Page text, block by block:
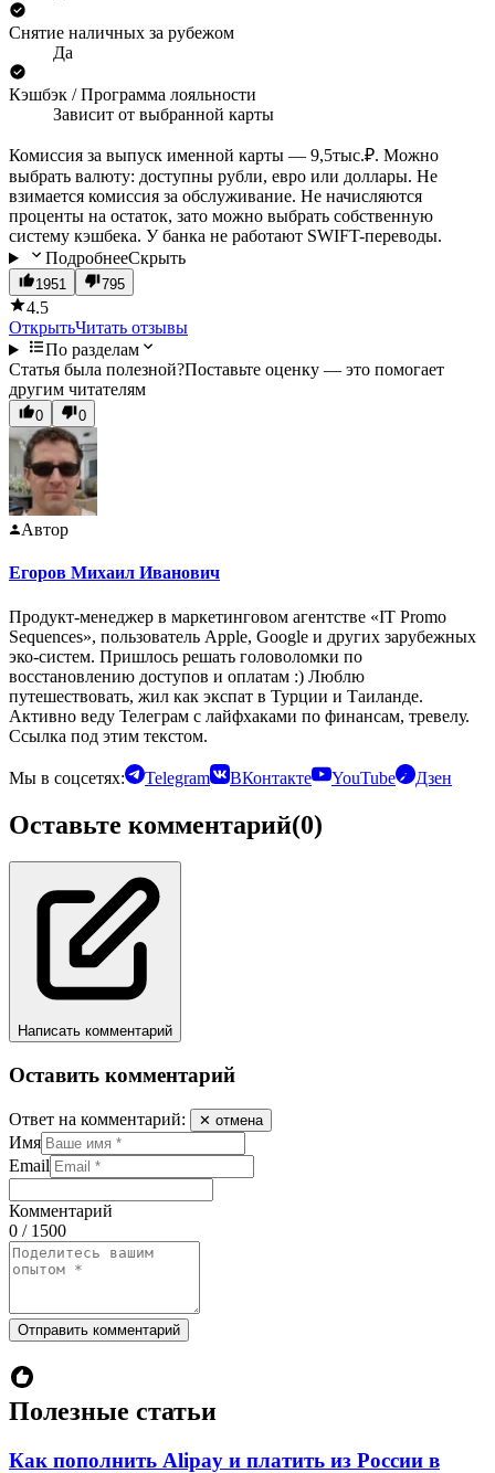
Снятие наличных за рубежом
Да
Кэшбэк / Программа лояльности
Зависит от выбранной карты
Комиссия за выпуск именной карты — 9,5тыс.₽. Можно
выбрать валюту: доступны рубли, евро или доллары. Не
взимается комиссия за обслуживание. Не начисляются
проценты на остаток, зато можно выбрать собственную
систему кэшбека. У банка не работают SWIFT-переводы.
ПодробнееСкрыть
1951 795
4.5
ОткрытьЧитать отзывы
По разделам
Статья была полезной?Поставьте оценку — это помогает
другим читателям
0 0
Автор
Егоров Михаил Иванович
Продукт-менеджер в маркетинговом агентстве «IT Promo
Sequences», пользователь Apple, Google и других зарубежных
эко-систем. Пришлось решать головоломки по
восстановлению доступов и оплатам :) Люблю
путешествовать, жил как экспат в Турции и Таиланде.
Активно веду Телеграм с лайфхаками по финансам, тревелу.
Ссылка под этим текстом.
Мы в соцсетях: Telegram ВКонтакте YouTube Дзен
Оставьте комментарий(0)
Написать комментарий
Оставить комментарий
Ответ на комментарий: ✕ отмена
Имя
Email
Комментарий
0 / 1500
Отправить комментарий
Полезные статьи
Как пополнить Alipay и платить из России в